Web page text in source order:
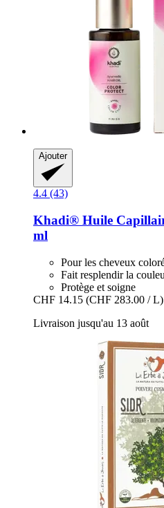
Ajouter
4.4 (43)
Khadi® Huile
ml
Pour les cheveux
Fait resplendir la
Protège et soigne
CHF 14.15 (CHF 283.00 / L)
Livraison jusqu'au 13 août